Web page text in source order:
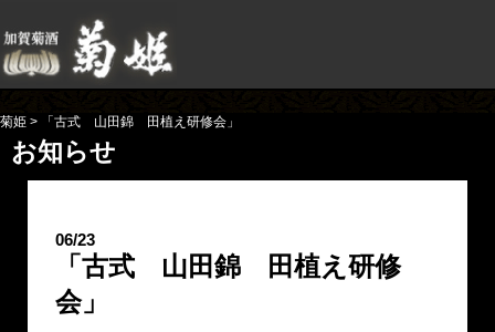
菊姫 > 「古式 山田錦 田植え研修会」
お知らせ
06/23
「古式 山田錦 田植え研修
会」